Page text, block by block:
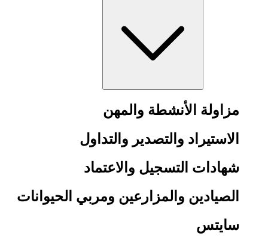
مزاولة الأنشطة والمهن
الاستيراد والتصدير والتداول
شهادات التسجيل والاعتماد
الصيادين والمزارعين ومربي الحيوانات
سايتس